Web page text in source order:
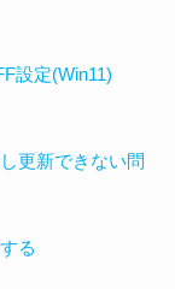
設定(Win11)
更新できない問
る